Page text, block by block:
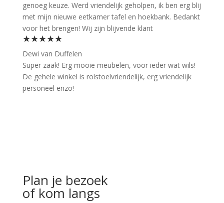
genoeg keuze. Werd vriendelijk geholpen, ik ben erg blij
met mijn nieuwe eetkamer tafel en hoekbank. Bedankt
voor het brengen! Wij zijn blijvende klant
★★★★★
Dewi van Duffelen
Super zaak! Erg mooie meubelen, voor ieder wat wils!
De gehele winkel is rolstoelvriendelijk, erg vriendelijk
personeel enzo!
Plan je bezoek
of kom langs